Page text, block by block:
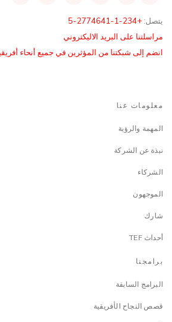
يتصل: +234-1-2774641-5
مراسلتنا على البريد الاليكتروني
انضم إلى شبكتنا من المؤثرين في جميع أنحاء
معلومات عنا
المهمة والرؤية
نبذة عن الشركة
الشركاء
الموجهون
شارك
أحداث TEF
برامجنا
البرامج السابقة
قصص النجاح الأفريقية